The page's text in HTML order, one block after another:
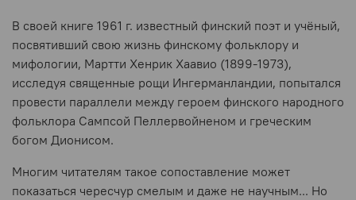
В своей книге 1961 г. известный финский поэт и учёный,
посвятивший свою жизнь финскому фольклору и
мифологии, Мартти Хенрик Хаавио (1899-1973),
исследуя священные рощи Ингерманландии, попытался
провести параллели между героем финского народного
фольклора Сампсой Пеллервойненом и греческим
богом Дионисом.
Многим читателям такое сопоставление может
показаться чересчур смелым и даже не научным... Но